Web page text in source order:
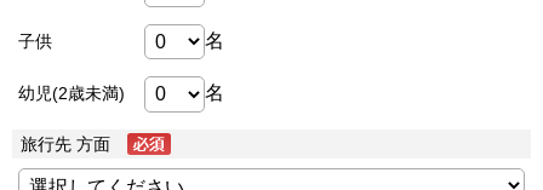
子供 名
幼児(2歳未満) 名
旅行先 方面